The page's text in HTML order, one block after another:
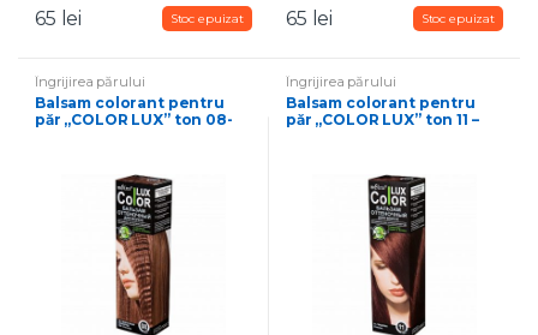
65 lei 65 lei
Îngrijirea părului
Balsam colorant pentru
păr „COLOR LUX” ton 08-
Îngrijirea părului
Balsam colorant pentru
păr „COLOR LUX” ton 11 –